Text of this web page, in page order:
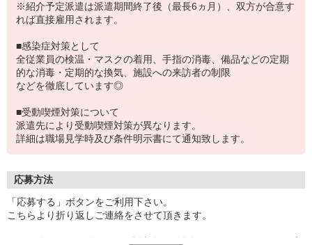
※紹介予定派遣は派遣期間終了後（最長6ヵ月）、双方が合意す
れば直接雇用されます。
■感染症対策として
全従業員の検温・マスクの着用、手指の消毒、備品などの定期
的な消毒・定期的な換気、施設への来訪者の制限
などを徹底しています◎
■受動喫煙対策について
派遣先により受動喫煙対策が異なります。
詳細は職場見学時及び条件明示書にて通知致します。
応募方法
「応募する」ボタンをご利用下さい。
こちらより折り返しご連絡をさせて頂きます。